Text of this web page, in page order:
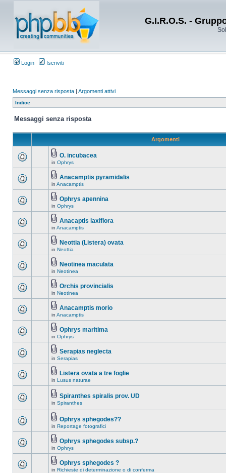
G.I.R.O.S. -
Login Iscriviti
Messaggi senza risposta | Argomenti attivi
Indice
Messaggi senza risposta
Argomenti
O. incubacea
in Ophrys
Anacamptis pyramidalis
in Anacamptis
Ophrys apennina
in Ophrys
Anacaptis laxiflora
in Anacamptis
Neottia (Listera) ovata
in Neottia
Neotinea maculata
in Neotinea
Orchis provincialis
in Neotinea
Anacamptis morio
in Anacamptis
Ophrys maritima
in Ophrys
Serapias neglecta
in Serapias
Listera ovata a tre foglie
in Lusus naturae
Spiranthes spiralis prov. UD
in Spiranthes
Ophrys sphegodes??
in Reportage fotografici
Ophrys sphegodes subsp.?
in Ophrys
Ophrys sphegodes ?
in Richieste di determinazione o di conferma